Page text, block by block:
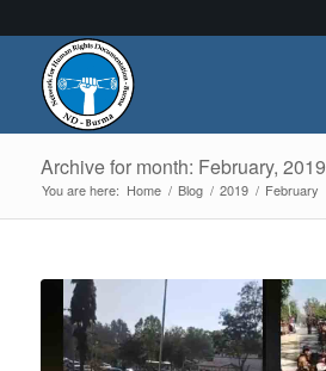
Archive for month: February, 2019
You are here: Home / Blog / 2019 / February